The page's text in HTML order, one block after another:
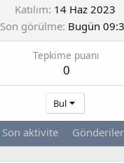
Katılım 14 Haz 2023
Son görülme Bugün
Tepkime puanı
0
Bul
Son aktivite Gönderiler